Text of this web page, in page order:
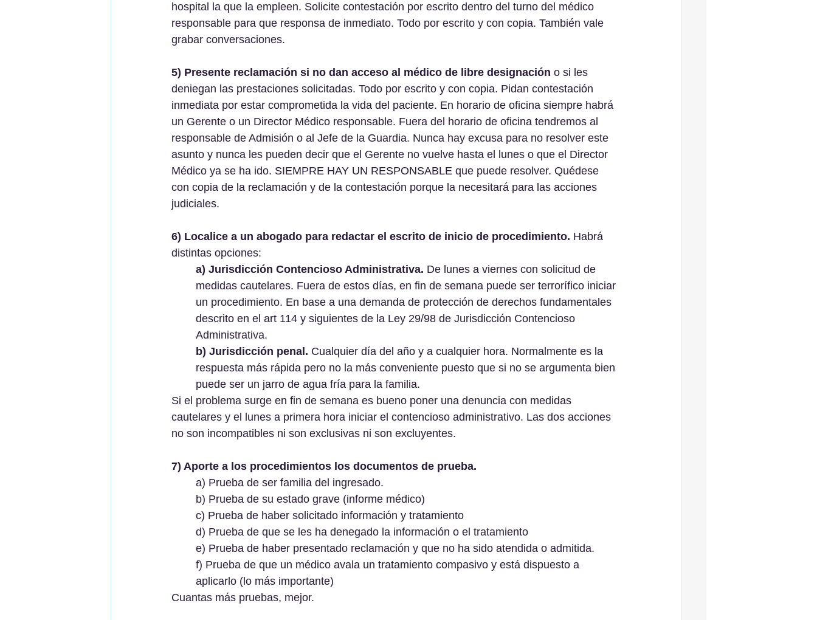
hospital la que la empleen. Solicite contestación por escrito dentro del turno del médico
responsable para que responsa de inmediato. Todo por escrito y con copia. También vale
grabar conversaciones.
5) Presente reclamación si no dan acceso al médico de libre designación o si les
deniegan las prestaciones solicitadas. Todo por escrito y con copia. Pidan contestación
inmediata por estar comprometida la vida del paciente. En horario de oficina siempre habrá
un Gerente o un Director Médico responsable. Fuera del horario de oficina tendremos al
responsable de Admisión o al Jefe de la Guardia. Nunca hay excusa para no resolver este
asunto y nunca les pueden decir que el Gerente no vuelve hasta el lunes o que el Director
Médico ya se ha ido. SIEMPRE HAY UN RESPONSABLE que puede resolver. Quédese
con copia de la reclamación y de la contestación porque la necesitará para las acciones
judiciales.
6) Localice a un abogado para redactar el escrito de inicio de procedimiento. Habrá
distintas opciones:
a) Jurisdicción Contencioso Administrativa. De lunes a viernes con solicitud de
medidas cautelares. Fuera de estos días, en fin de semana puede ser terrorífico iniciar
un procedimiento. En base a una demanda de protección de derechos fundamentales
descrito en el art 114 y siguientes de la Ley 29/98 de Jurisdicción Contencioso
Administrativa.
b) Jurisdicción penal. Cualquier día del año y a cualquier hora. Normalmente es la
respuesta más rápida pero no la más conveniente puesto que si no se argumenta bien
puede ser un jarro de agua fría para la familia.
Si el problema surge en fin de semana es bueno poner una denuncia con medidas
cautelares y el lunes a primera hora iniciar el contencioso administrativo. Las dos acciones
no son incompatibles ni son exclusivas ni son excluyentes.
7) Aporte a los procedimientos los documentos de prueba.
a) Prueba de ser familia del ingresado.
b) Prueba de su estado grave (informe médico)
c) Prueba de haber solicitado información y tratamiento
d) Prueba de que se les ha denegado la información o el tratamiento
e) Prueba de haber presentado reclamación y que no ha sido atendida o admitida.
f) Prueba de que un médico avala un tratamiento compasivo y está dispuesto a
aplicarlo (lo más importante)
Cuantas más pruebas, mejor.